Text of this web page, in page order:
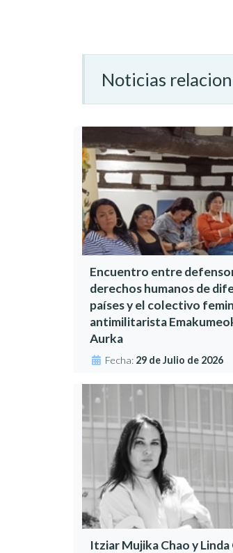
Noticias
Encuentro entre
derechos humanos de
países y el colectivo
antimilitarista
Aurka
Fecha: 29 de Julio de 2026
Itziar Mujika Chao y Linda